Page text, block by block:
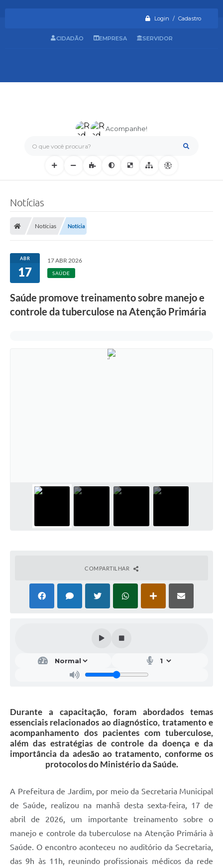
Login / Cadastro
O que você procura?
Acompanhe!
CIDADÃO EMPRESA SERVIDOR
Notícias
Notícias Notícia
ABR
17
17 ABR 2026
SAÚDE
Saúde promove treinamento sobre manejo e
controle da tuberculose na Atenção Primária
COMPARTILHAR
Durante a capacitação, foram abordados temas
essenciais relacionados ao diagnóstico, tratamento e
acompanhamento dos pacientes com tuberculose,
além das estratégias de controle da doença e da
importância da adesão ao tratamento, conforme os
protocolos do Ministério da Saúde.
A Prefeitura de Jardim, por meio da Secretaria Municipal
de Saúde, realizou na manhã desta sexta-feira, 17 de
abril de 2026, um importante treinamento sobre o
manejo e controle da tuberculose na Atenção Primária à
Saúde. O encontro aconteceu no auditório da Secretaria,
das 9h às 11h, reunindo profissionais médicos da rede